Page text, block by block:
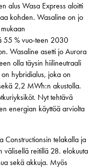
alus Wasa Express aloitti
kohden. Wasaline on jo
55 % vuo-teen 2030
Wasaline asetti jo Aurora
olla täysin hiilineutraali
hybridialus, joka on
2,2 MWh:n akustolla.
Nyt tehtävä
energian käyttöä arviolta
Constructionsin telakalla ja
välisellä reitillä 28. elokuuta
sekä akkuja. Myös